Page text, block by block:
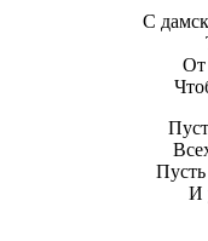
С
От
Пусть
И